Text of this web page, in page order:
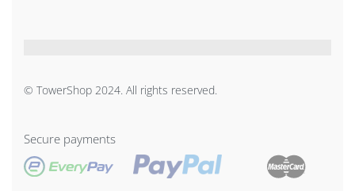
© TowerShop 2024. All rights reserved.
Secure payments